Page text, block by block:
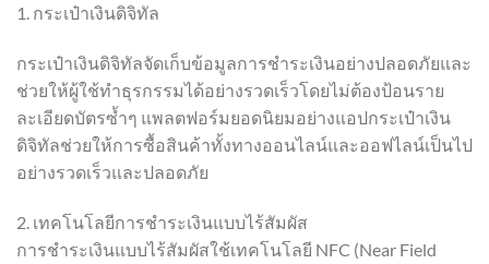
1. กระเป๋าเงินดิจิทัล
กระเป๋าเงินดิจิทัลจัดเก็บข้อมูลการชำระเงินอย่างปลอดภัยและ
ช่วยให้ผู้ใช้ทำธุรกรรมได้อย่างรวดเร็วโดยไม่ต้องป้อนราย
ละเอียดบัตรซ้ำๆ แพลตฟอร์มยอดนิยมอย่างแอปกระเป๋าเงิน
ดิจิทัลช่วยให้การซื้อสินค้าทั้งทางออนไลน์และออฟไลน์เป็นไป
อย่างรวดเร็วและปลอดภัย
2. เทคโนโลยีการชำระเงินแบบไร้สัมผัส
การชำระเงินแบบไร้สัมผัสใช้เทคโนโลยี NFC (Near Field